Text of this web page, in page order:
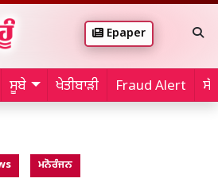
Epaper
ਸੂਬੇ ਖੇਤੀਬਾੜੀ Fraud Alert
ਮਨੋਰੰਜਨ